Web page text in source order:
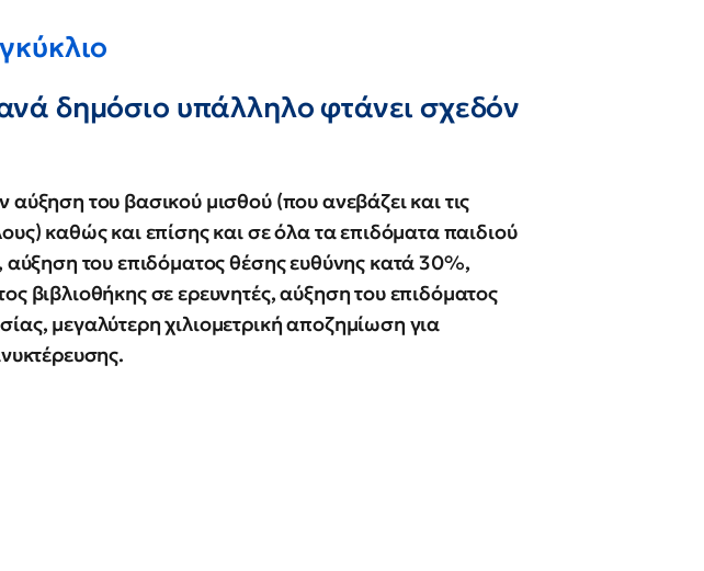
δημόσιο υπάλληλο φτάνει σχεδόν
του βασικού μισθού (που ανεβάζει και τις
καθώς και επίσης και σε όλα τα επιδόματα παιδιού
του επιδόματος θέσης ευθύνης κατά 30%,
βιβλιοθήκης σε ερευνητές, αύξηση του επιδόματος
μεγαλύτερη χιλιομετρική αποζημίωση για